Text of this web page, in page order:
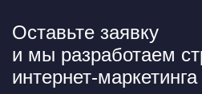
Оставьте заявку
и мы разработаем
интернет-маркетинга